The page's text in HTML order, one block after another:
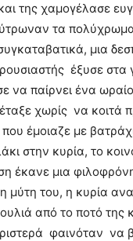
της χαμογέλασε
τα πολύχρωμα
μια
έξυσε στα
να παίρνει ένα
χωρίς να κοιτά
έμοιαζε με
στην κυρία, το
έκανε μια
μύτη του, η κυρία
από το ποτό
φαινόταν να